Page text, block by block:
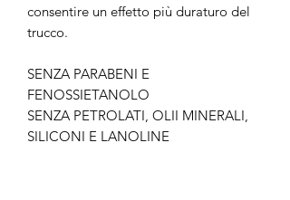
consentire un effetto più duraturo del
trucco.
SENZA PARABENI E
FENOSSIETANOLO
SENZA PETROLATI, OLII MINERALI,
SILICONI E LANOLINE